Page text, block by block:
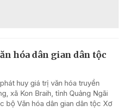
hóa dân gian dân tộc
huy giá trị văn hóa truyền
xã Kon Braih, tỉnh Quảng Ngãi
bộ Văn hóa dân gian dân tộc Xơ